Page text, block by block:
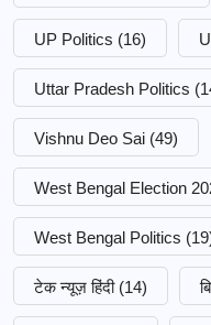
UP Politics (16)
Uttar Pradesh Politics
Vishnu Deo Sai (49)
West Bengal Election
West Bengal Politics
टेक न्यूज़ हिंदी (14)